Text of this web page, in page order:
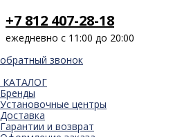
+7 812 407-28-18
ежедневно с 11:00 до 20:00
обратный звонок
КАТАЛОГ
Бренды
Установочные центры
Доставка
Гарантии и возврат